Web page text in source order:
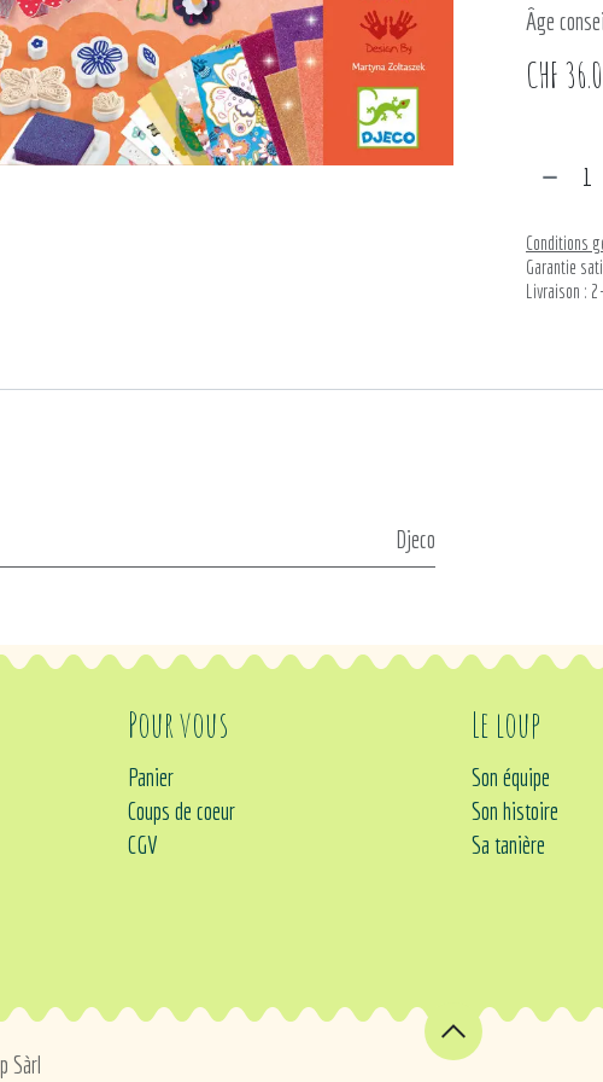
Âge
CHF
Conditions
Garantie
Livraison :
Djeco
Pour vous
Panier
Coups de coeur
CGV
Le loup
Son équipe
Son histoire
Sa tanière
Sàrl